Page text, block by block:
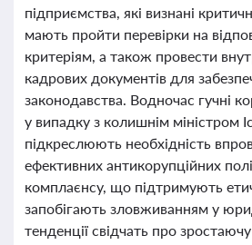
підприємства, які визнані
мають пройти перевірки на
критеріям, а також провести
кадрових документів для
законодавства. Водночас гучні
у випадку з колишнім міністром
підкреслюють необхідність
ефективних антикорупційних
комплаєнсу, що підтримують
запобігають зловживанням у
тенденції свідчать про